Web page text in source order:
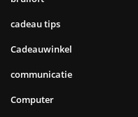
cadeau tips
Cadeauwinkel
communicatie
Computer